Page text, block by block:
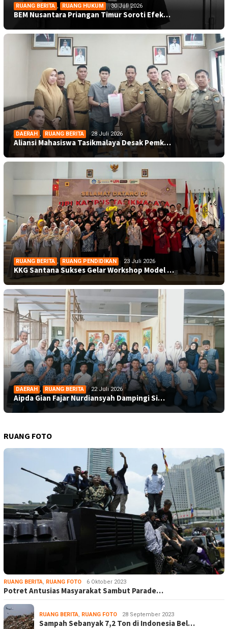
RUANG BERITA , RUANG HUKUM 30 Juli 2026
BEM Nusantara Priangan Timur Soroti Efek…
DAERAH , RUANG BERITA 28 Juli 2026
Aliansi Mahasiswa Tasikmalaya Desak Pemk…
RUANG BERITA , RUANG PENDIDIKAN 23 Juli 2026
KKG Santana Sukses Gelar Workshop Model …
DAERAH , RUANG BERITA 22 Juli 2026
Aipda Gian Fajar Nurdiansyah Dampingi Si…
RUANG FOTO
RUANG BERITA, RUANG FOTO 6 Oktober 2023
Potret Antusias Masyarakat Sambut Parade…
RUANG BERITA, RUANG FOTO 28 September 2023
Sampah Sebanyak 7,2 Ton di Indonesia Bel…